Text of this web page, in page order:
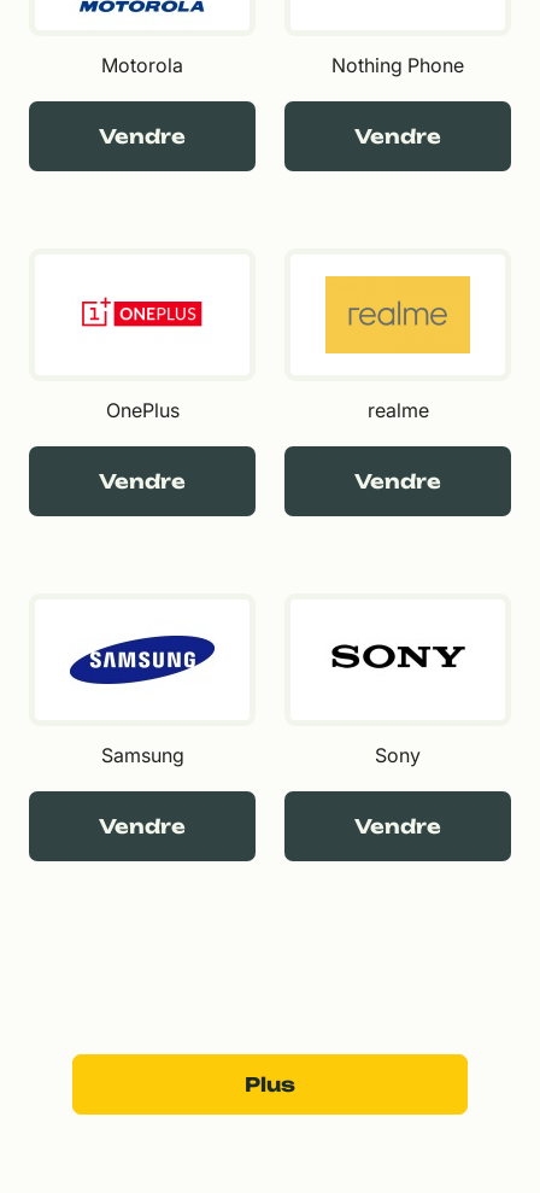
Motorola
Vendre
Nothing Phone
Vendre
OnePlus
Vendre
realme
Vendre
Samsung
Vendre
Sony
Vendre
Plus